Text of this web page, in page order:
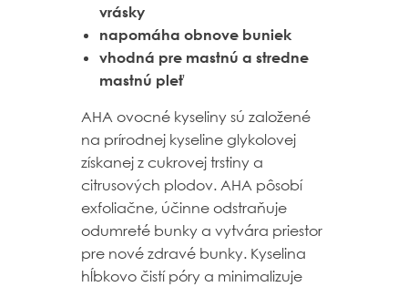
vrásky
napomáha obnove buniek
vhodná pre mastnú a stredne
mastnú pleť
AHA ovocné kyseliny sú založené
na prírodnej kyseline glykolovej
získanej z cukrovej trstiny a
citrusových plodov. AHA pôsobí
exfoliačne, účinne odstraňuje
odumreté bunky a vytvára priestor
pre nové zdravé bunky. Kyselina
hĺbkovo čistí póry a minimalizuje